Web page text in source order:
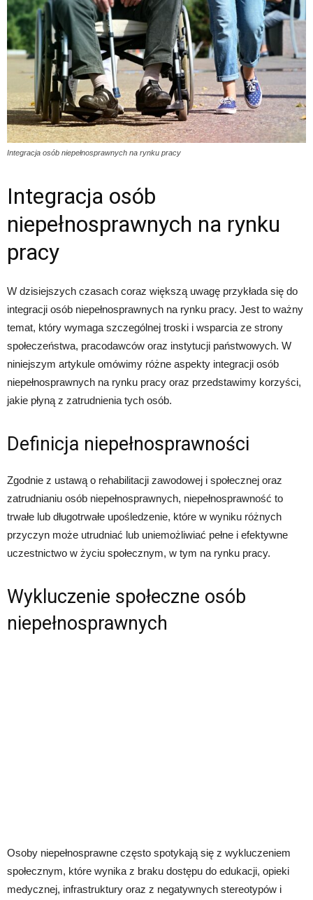
Integracja osób niepełnosprawnych na rynku pracy
Integracja osób
niepełnosprawnych na rynku
pracy
W dzisiejszych czasach coraz większą uwagę przykłada się do
integracji osób niepełnosprawnych na rynku pracy. Jest to ważny
temat, który wymaga szczególnej troski i wsparcia ze strony
społeczeństwa, pracodawców oraz instytucji państwowych. W
niniejszym artykule omówimy różne aspekty integracji osób
niepełnosprawnych na rynku pracy oraz przedstawimy korzyści,
jakie płyną z zatrudnienia tych osób.
Definicja niepełnosprawności
Zgodnie z ustawą o rehabilitacji zawodowej i społecznej oraz
zatrudnianiu osób niepełnosprawnych, niepełnosprawność to
trwałe lub długotrwałe upośledzenie, które w wyniku różnych
przyczyn może utrudniać lub uniemożliwiać pełne i efektywne
uczestnictwo w życiu społecznym, w tym na rynku pracy.
Wykluczenie społeczne osób
niepełnosprawnych
Osoby niepełnosprawne często spotykają się z wykluczeniem
społecznym, które wynika z braku dostępu do edukacji, opieki
medycznej, infrastruktury oraz z negatywnych stereotypów i